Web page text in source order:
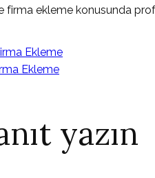
firma ekleme konusunda
Ekleme
Ekleme
yazın